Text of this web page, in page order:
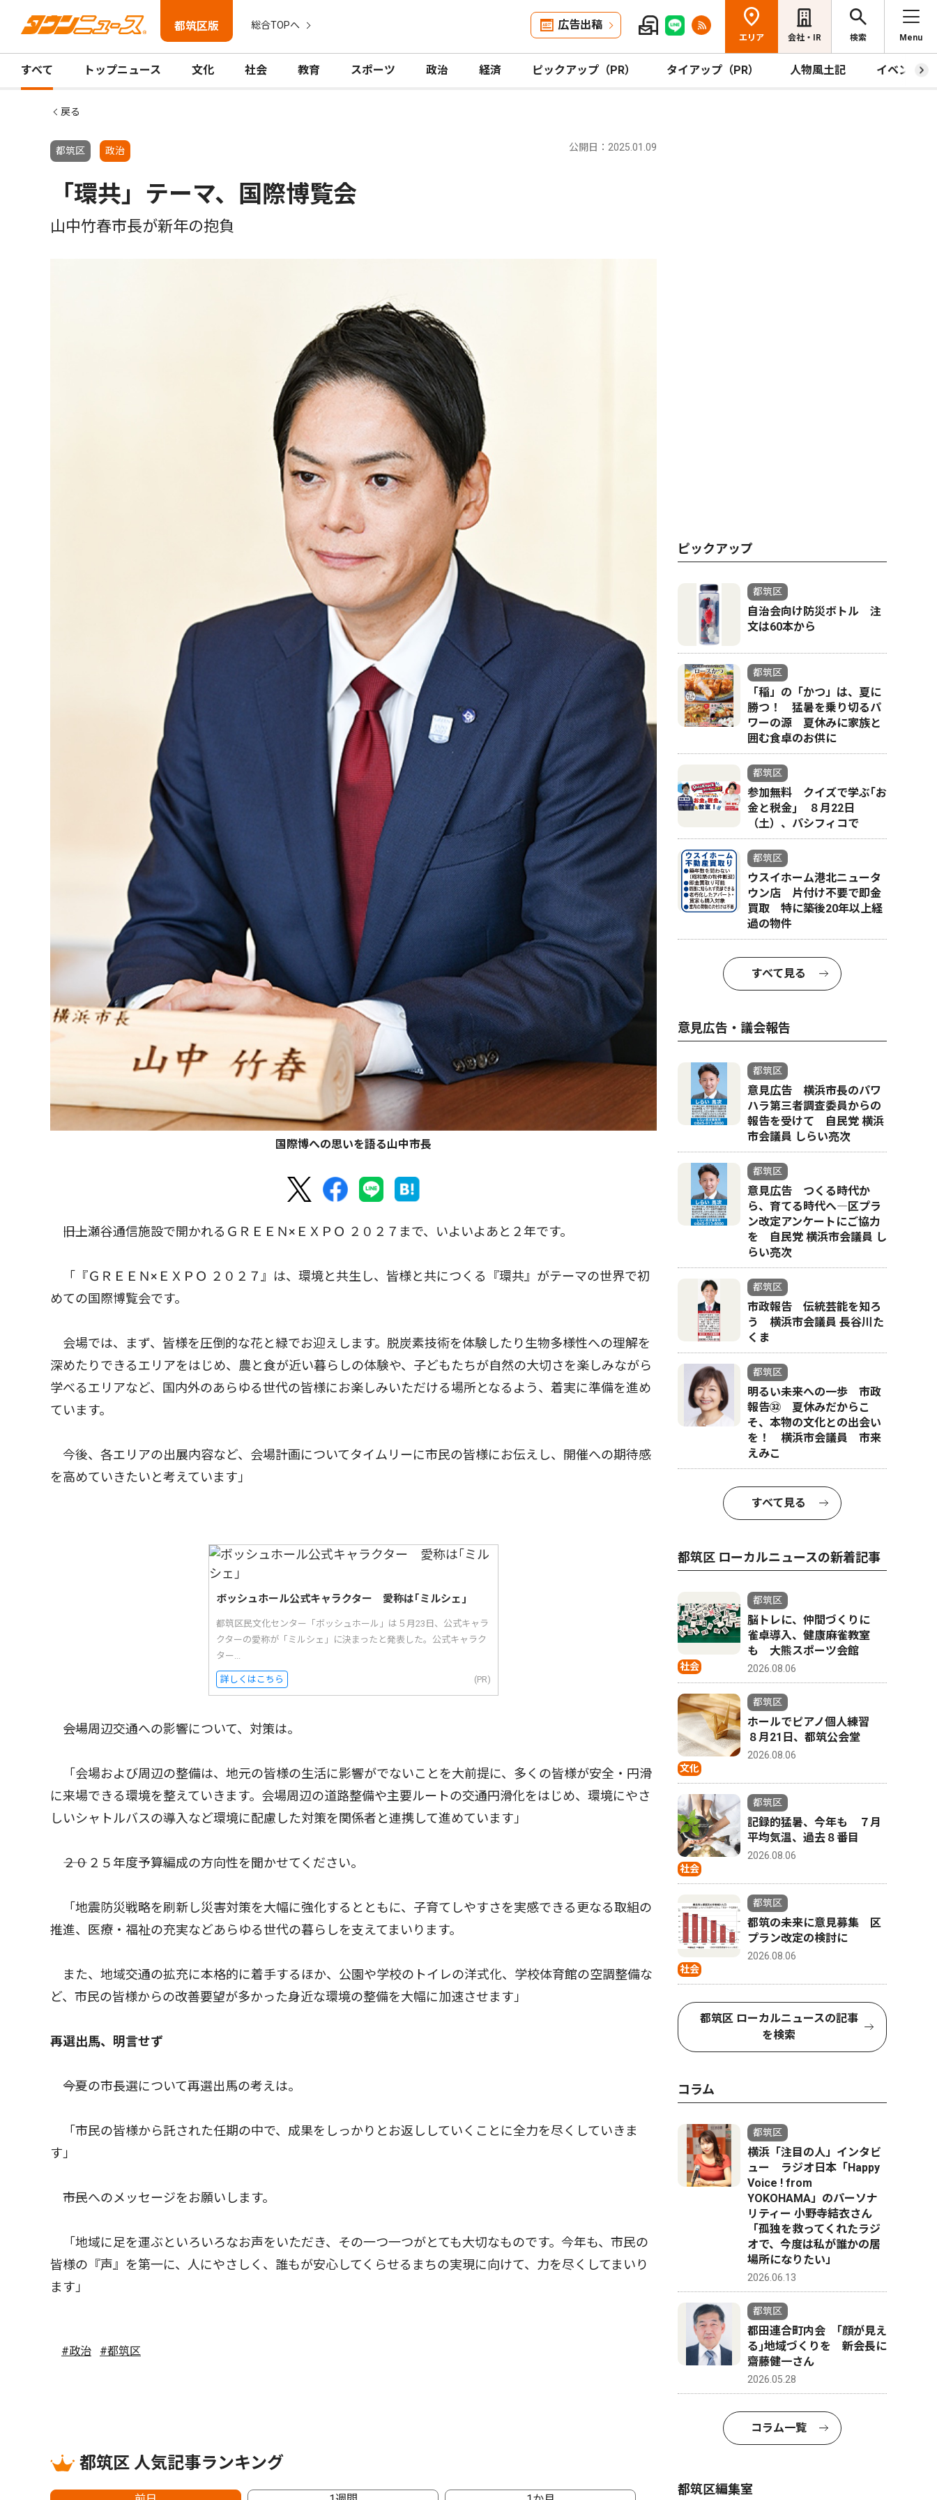
都筑区版 総合TOPへ 広告出稿
エリア 会社・IR 検索 Menu
すべて トップニュース 文化 社会 教育 スポーツ 政治 経済 ピックアップ（PR） タイアップ（PR） 人物風土記 イベント
戻る
都筑区 政治 公開日：2025.01.09
「環共」テーマ、国際博覧会
山中竹春市長が新年の抱負
国際博への思いを語る山中市長
――旧上瀬谷通信施設で開かれるＧＲＥＥＮ×ＥＸＰＯ ２０２７まで、いよいよあと２年です。
「『ＧＲＥＥＮ×ＥＸＰＯ ２０２７』は、環境と共生し、皆様と共につくる『環共』がテーマの世界で初
めての国際博覧会です。
会場では、まず、皆様を圧倒的な花と緑でお迎えします。脱炭素技術を体験したり生物多様性への理解を
深めたりできるエリアをはじめ、農と食が近い暮らしの体験や、子どもたちが自然の大切さを楽しみながら
学べるエリアなど、国内外のあらゆる世代の皆様にお楽しみいただける場所となるよう、着実に準備を進め
ています。
今後、各エリアの出展内容など、会場計画についてタイムリーに市民の皆様にお伝えし、開催への期待感
を高めていきたいと考えています」
ボッシュホール公式キャラクター 愛称は｢ミルシェ｣
都筑区民文化センター「ボッシュホール」は５月23日、公式キャラ
クターの愛称が「ミルシェ」に決まったと発表した。公式キャラク
ター...
詳しくはこちら (PR)
――会場周辺交通への影響について、対策は。
「会場および周辺の整備は、地元の皆様の生活に影響がでないことを大前提に、多くの皆様が安全・円滑
に来場できる環境を整えていきます。会場周辺の道路整備や主要ルートの交通円滑化をはじめ、環境にやさ
しいシャトルバスの導入など環境に配慮した対策を関係者と連携して進めています」
――２０２５年度予算編成の方向性を聞かせてください。
「地震防災戦略を刷新し災害対策を大幅に強化するとともに、子育てしやすさを実感できる更なる取組の
推進、医療・福祉の充実などあらゆる世代の暮らしを支えてまいります。
また、地域交通の拡充に本格的に着手するほか、公園や学校のトイレの洋式化、学校体育館の空調整備な
ど、市民の皆様からの改善要望が多かった身近な環境の整備を大幅に加速させます」
再選出馬、明言せず
――今夏の市長選について再選出馬の考えは。
「市民の皆様から託された任期の中で、成果をしっかりとお返ししていくことに全力を尽くしていきま
す」
――市民へのメッセージをお願いします。
「地域に足を運ぶといろいろなお声をいただき、その一つ一つがとても大切なものです。今年も、市民の
皆様の『声』を第一に、人にやさしく、誰もが安心してくらせるまちの実現に向けて、力を尽くしてまいり
ます」
#政治 #都筑区
都筑区 人気記事ランキング
ピックアップ
都筑区
自治会向け防災ボトル 注
文は60本から
都筑区
「稲」の「かつ」は、夏に
勝つ！ 猛暑を乗り切るパ
ワーの源 夏休みに家族と
囲む食卓のお供に
都筑区
参加無料 クイズで学ぶ｢お
金と税金｣ ８月22日
（土）、パシフィコで
都筑区
ウスイホーム港北ニュータ
ウン店 片付け不要で即金
買取 特に築後20年以上経
過の物件
すべて見る
意見広告・議会報告
都筑区
意見広告 横浜市長のパワ
ハラ第三者調査委員からの
報告を受けて 自民党 横浜
市会議員 しらい亮次
都筑区
意見広告 つくる時代か
ら、育てる時代へ―区プラ
ン改定アンケートにご協力
を 自民党 横浜市会議員 し
らい亮次
都筑区
市政報告 伝統芸能を知ろ
う 横浜市会議員 長谷川た
くま
都筑区
明るい未来への一歩 市政
報告㉜ 夏休みだからこ
そ、本物の文化との出会い
を！ 横浜市会議員 市来
えみこ
すべて見る
都筑区 ローカルニュースの新着記事
社会
都筑区
脳トレに、仲間づくりに
雀卓導入、健康麻雀教室
も 大熊スポーツ会館
2026.08.06
文化
都筑区
ホールでピアノ個人練習
８月21日、都筑公会堂
2026.08.06
社会
都筑区
記録的猛暑、今年も ７月
平均気温、過去８番目
2026.08.06
社会
都筑区
都筑の未来に意見募集 区
プラン改定の検討に
2026.08.06
都筑区 ローカルニュースの記事
を検索
コラム
都筑区
横浜「注目の人」インタビ
ュー ラジオ日本「Happy
Voice ! from
YOKOHAMA」のパーソナ
リティー 小野寺結衣さん
「孤独を救ってくれたラジ
オで、今度は私が誰かの居
場所になりたい」
2026.06.13
都筑区
都田連合町内会 ｢顔が見え
る｣地域づくりを 新会長に
齋藤健一さん
2026.05.28
コラム一覧
都筑区編集室